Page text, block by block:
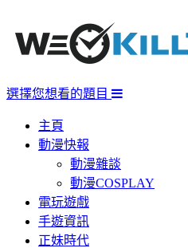
選擇您想看的題目
主頁
動漫快報
動漫雜談
動漫COSPLAY
電玩遊戲
手遊資訊
正妹時代